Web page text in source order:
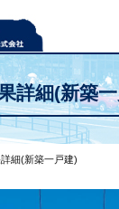
詳細(新築
細(新築一戸建)